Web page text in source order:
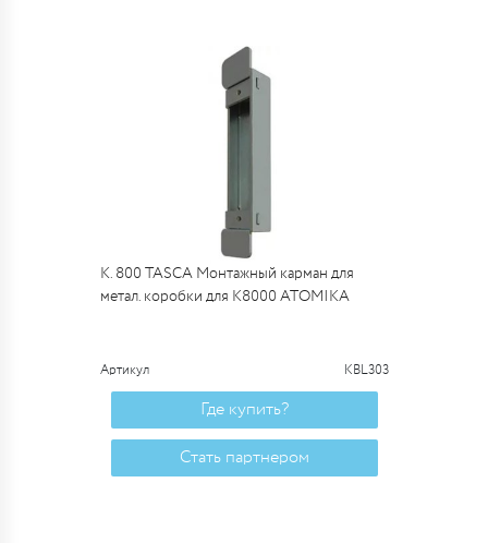
К. 800 TASCA Монтажный карман для
метал. коробки для К8000 ATOMIKA
Артикул KBL303
Где купить?
Стать партнером